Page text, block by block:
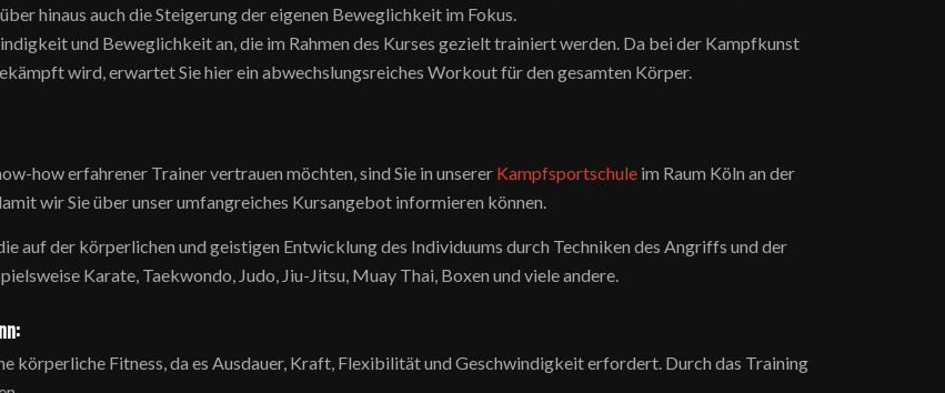
hinaus auch die Steigerung der eigenen Beweglichkeit im Fokus.
und Beweglichkeit an, die im Rahmen des Kurses gezielt trainiert werden. Da bei der Kampfkunst
wird, erwartet Sie hier ein abwechslungsreiches Workout für den gesamten Körper.
how erfahrener Trainer vertrauen möchten, sind Sie in unserer Kampfsportschule im Raum Köln an der
wir Sie über unser umfangreiches Kursangebot informieren können.
auf der körperlichen und geistigen Entwicklung des Individuums durch Techniken des Angriffs und der
Karate, Taekwondo, Judo, Jiu-Jitsu, Muay Thai, Boxen und viele andere.
körperliche Fitness, da es Ausdauer, Kraft, Flexibilität und Geschwindigkeit erfordert. Durch das Training